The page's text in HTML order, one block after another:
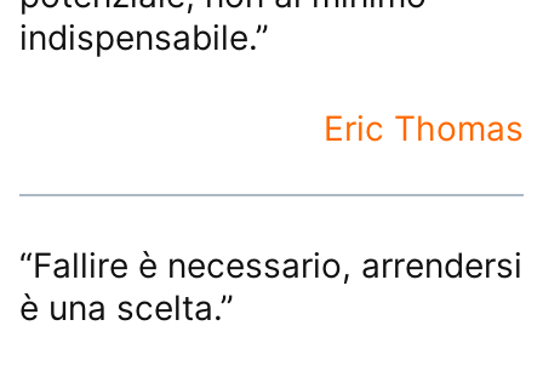
indispensabile.”
Eric Thomas
“Fallire è necessario, arrendersi
è una scelta.”